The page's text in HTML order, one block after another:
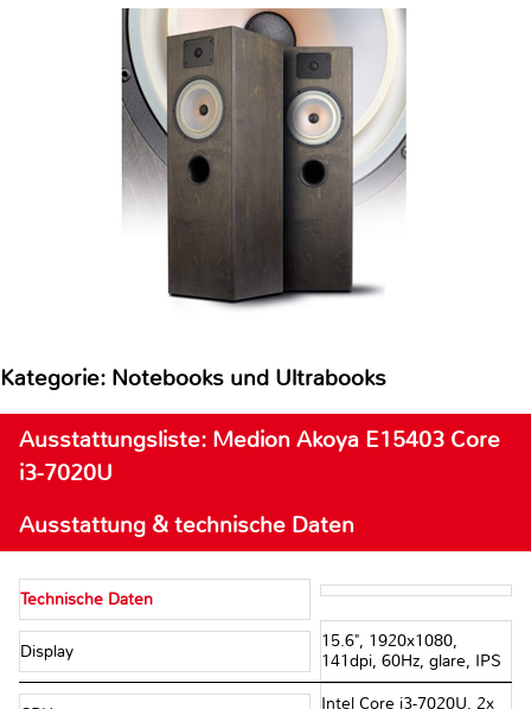
Kategorie: Notebooks und Ultrabooks
Ausstattungsliste: Medion Akoya E15403 Core
i3-7020U
Ausstattung & technische Daten
Technische Daten
Display
15.6", 1920x1080,
141dpi, 60Hz, glare, IPS
Intel Core i3-7020U, 2x